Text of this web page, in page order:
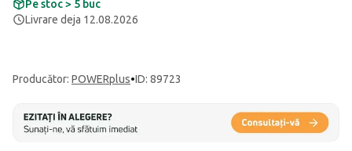
Pe stoc > 5 buc
Livrare deja 12.08.2026
Producător: POWERplus•ID: 89723